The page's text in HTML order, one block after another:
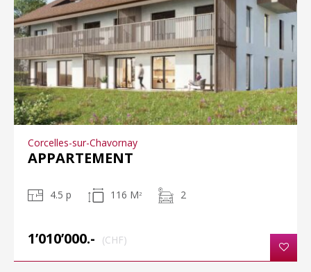
Corcelles-sur-Chavornay
APPARTEMENT
4.5 p 116 M 2 2
1’010’000.- (CHF)